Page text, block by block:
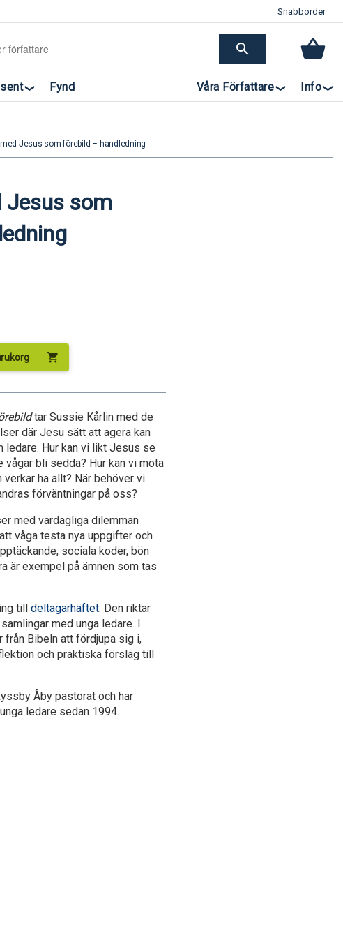
Snabborder
search
Fynd Våra Författare Info
Jesus som förebild – handledning
Jesus som
shopping_cart
tar Sussie Kårlin med de
där Jesu sätt att agera kan
Hur kan vi likt Jesus se
bli sedda? Hur kan vi möta
ha allt? När behöver vi
förväntningar på oss?
med vardagliga dilemman
våga testa nya uppgifter och
sociala koder, bön
är exempel på ämnen som tas
tilldeltagarhäftet. Den riktar
med unga ledare. I
Bibeln att fördjupa sig i,
och praktiska förslag till
Åby pastorat och har
ledare sedan 1994.